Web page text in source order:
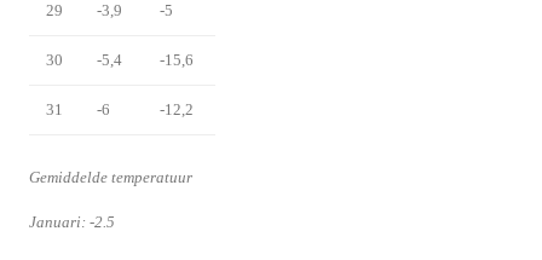
29 -3,9 -5
30 -5,4 -15,6
31 -6 -12,2
Gemiddelde temperatuur
Januari: -2.5